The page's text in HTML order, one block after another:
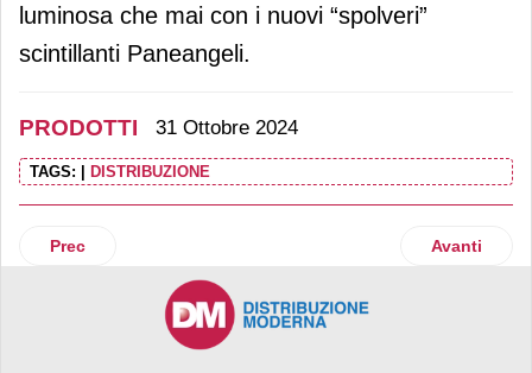
luminosa che mai con i nuovi “spolveri”
scintillanti Paneangeli.
PRODOTTI 31 Ottobre 2024
TAGS: | DISTRIBUZIONE
Articolo precedente: Mielizia integratori: una linea che
Prec Articolo
Avanti